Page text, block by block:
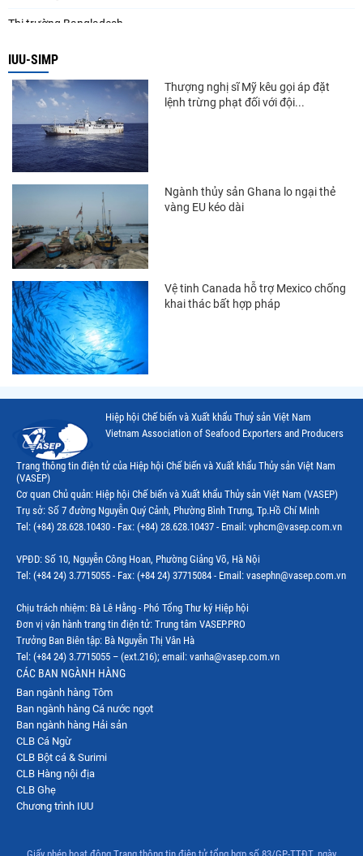
Thị trường Bangladesh
Thị trường Chile
Thị trường Canada
Thị trường Ecuador
Thị trường EU
Thị trường Indonesia
Thị trường Mexico
Thị trường Mỹ
Thị trường Nga
Thị trường Hàn Quốc
Thị trường Nhật Bản
Thị trường Thái Lan
Thị trường Philippines
Thị trường Tây Ban Nha
Thị trường thủy sản khác
Thị trường thủy sản thế giới
IUU-SIMP
Thượng nghị sĩ Mỹ kêu gọi áp đặt
lệnh trừng phạt đối với đội...
Ngành thủy sản Ghana lo ngại thẻ
vàng EU kéo dài
Vệ tinh Canada hỗ trợ Mexico chống
khai thác bất hợp pháp
Hiệp hội Chế biến và Xuất khẩu Thuỷ sản Việt Nam
Vietnam Association of Seafood Exporters and Producers
Trang thông tin điện tử của Hiệp hội Chế biến và Xuất khẩu Thủy sản Việt Nam
(VASEP)
Cơ quan Chủ quản: Hiệp hội Chế biến và Xuất khẩu Thủy sản Việt Nam (VASEP)
Trụ sở: Số 7 đường Nguyễn Quý Cảnh, Phường Bình Trưng, Tp.Hồ Chí Minh
Tel: (+84) 28.628.10430 - Fax: (+84) 28.628.10437 - Email: vphcm@vasep.com.vn
VPĐD: Số 10, Nguyễn Công Hoan, Phường Giảng Võ, Hà Nội
Tel: (+84 24) 3.7715055 - Fax: (+84 24) 37715084 - Email: vasephn@vasep.com.vn
Chịu trách nhiệm: Bà Lê Hằng - Phó Tổng Thư ký Hiệp hội
Đơn vị vận hành trang tin điện tử: Trung tâm VASEP.PRO
Trưởng Ban Biên tập: Bà Nguyễn Thị Vân Hà
Tel: (+84 24) 3.7715055 – (ext.216); email: vanha@vasep.com.vn
CÁC BAN NGÀNH HÀNG
Ban ngành hàng Tôm
Ban ngành hàng Cá nước ngọt
Ban ngành hàng Hải sản
CLB Cá Ngừ
CLB Bột cá & Surimi
CLB Hàng nội địa
CLB Ghẹ
Chương trình IUU